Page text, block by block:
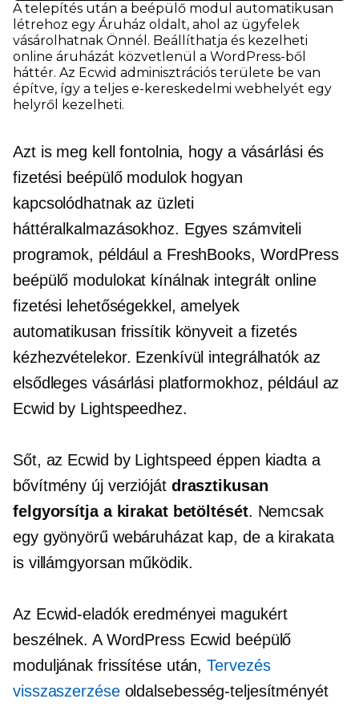
A telepítés után a beépülő modul automatikusan
létrehoz egy Áruház oldalt, ahol az ügyfelek
vásárolhatnak Önnél. Beállíthatja és kezelheti
online áruházát közvetlenül a WordPress-ből
háttér. Az Ecwid adminisztrációs területe be van
építve, így a teljes e-kereskedelmi webhelyét egy
helyről kezelheti.
Azt is meg kell fontolnia, hogy a vásárlási és
fizetési beépülő modulok hogyan
kapcsolódhatnak az üzleti
háttéralkalmazásokhoz. Egyes számviteli
programok, például a FreshBooks, WordPress
beépülő modulokat kínálnak integrált online
fizetési lehetőségekkel, amelyek
automatikusan frissítik könyveit a fizetés
kézhezvételekor. Ezenkívül integrálhatók az
elsődleges vásárlási platformokhoz, például az
Ecwid by Lightspeedhez.
Sőt, az Ecwid by Lightspeed éppen kiadta a
bővítmény új verzióját drasztikusan
felgyorsítja a kirakat betöltését. Nemcsak
egy gyönyörű webáruházat kap, de a kirakata
is villámgyorsan működik.
Az Ecwid-eladók eredményei magukért
beszélnek. A WordPress Ecwid beépülő
moduljának frissítése után,Tervezés
visszaszerzéseoldalsebesség-teljesítményét